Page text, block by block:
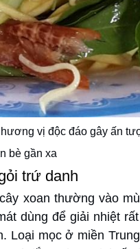
vị độc đáo gây ấn
bè gần xa
trứ danh
xoan thường vào
dùng để giải nhiệt
mọc ở miền